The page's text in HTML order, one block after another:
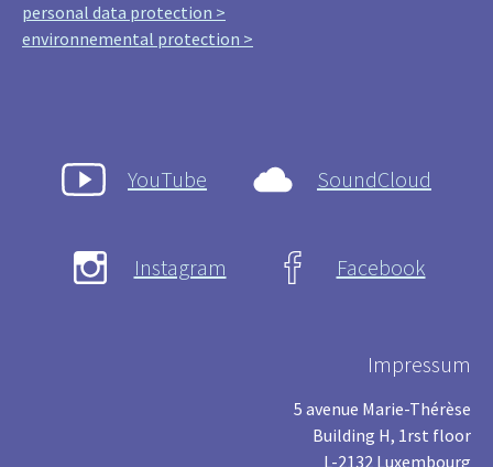
personal data protection >
environnemental protection >
YouTube SoundCloud
Instagram Facebook
Impressum
5 avenue Marie-Thérèse
Building H, 1rst floor
L-2132 Luxembourg